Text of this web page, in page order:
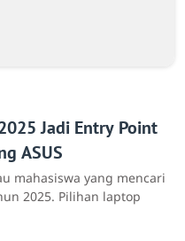
Jadi Entry Point
ASUS
mahasiswa yang mencari
2025. Pilihan laptop